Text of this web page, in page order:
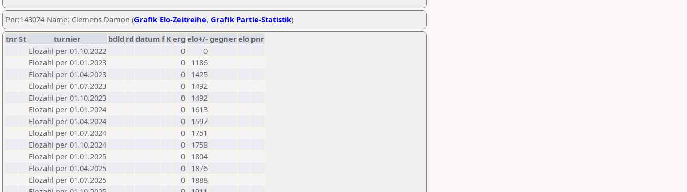
Pnr:143074 Name: Clemens Dämon (Grafik Elo-Zeitreihe, Grafik Partie-Statistik)
tnrSt turnier bdld rd datumf Kerg elo+/-gegnerelo pnr
Elozahl per 01.10.2022
0
0
Elozahl per 01.01.2023
0
1186
Elozahl per 01.04.2023
0
1425
Elozahl per 01.07.2023
0
1492
Elozahl per 01.10.2023
0
1492
Elozahl per 01.01.2024
0
1613
Elozahl per 01.04.2024
0
1597
Elozahl per 01.07.2024
0
1751
Elozahl per 01.10.2024
0
1758
Elozahl per 01.01.2025
0
1804
Elozahl per 01.04.2025
0
1876
Elozahl per 01.07.2025
0
1888